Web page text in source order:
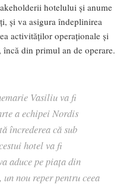
hotelului și anume
și va asigura îndeplinirea
activităților operaționale și
din primul an de operare.
Vasiliu va fi
a echipei Nordis
încrederea că sub
hotel va fi
aduce pe piața din
nou reper pentru ceea